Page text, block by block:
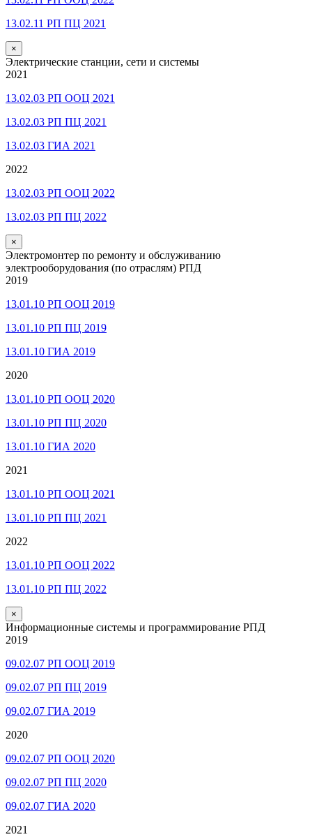
13.02.11 РП ПЦ 2021
×
Электрические станции, сети и системы
2021
13.02.03 РП ООЦ 2021
13.02.03 РП ПЦ 2021
13.02.03 ГИА 2021
2022
13.02.03 РП ООЦ 2022
13.02.03 РП ПЦ 2022
×
Электромонтер по ремонту и обслуживанию
электрооборудования (по отраслям) РПД
2019
13.01.10 РП ООЦ 2019
13.01.10 РП ПЦ 2019
13.01.10 ГИА 2019
2020
13.01.10 РП ООЦ 2020
13.01.10 РП ПЦ 2020
13.01.10 ГИА 2020
2021
13.01.10 РП ООЦ 2021
13.01.10 РП ПЦ 2021
2022
13.01.10 РП ООЦ 2022
13.01.10 РП ПЦ 2022
×
Информационные системы и программирование РПД
2019
09.02.07 РП ООЦ 2019
09.02.07 РП ПЦ 2019
09.02.07 ГИА 2019
2020
09.02.07 РП ООЦ 2020
09.02.07 РП ПЦ 2020
09.02.07 ГИА 2020
2021